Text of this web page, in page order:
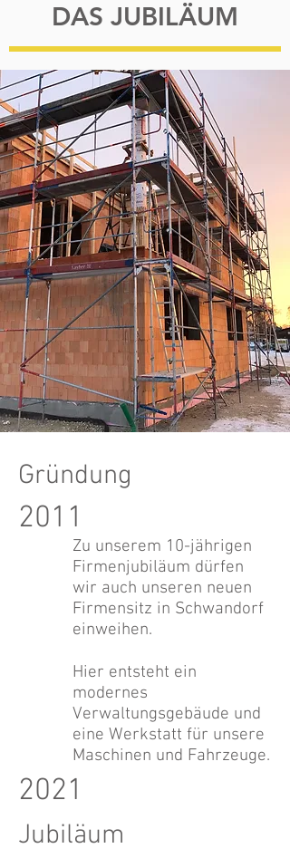
DAS JUBILÄUM
Gründung
2011
Zu unserem 10-jährigen
Firmenjubiläum dürfen
wir auch unseren neuen
Firmensitz in Schwandorf
einweihen.
Hier entsteht ein
modernes
Verwaltungsgebäude und
eine Werkstatt für unsere
Maschinen und Fahrzeuge.
2021
Jubiläum